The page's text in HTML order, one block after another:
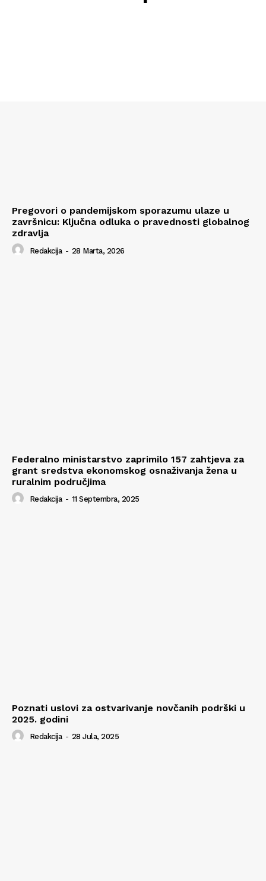
Pregovori o pandemijskom sporazumu ulaze u
završnicu: Ključna odluka o pravednosti globalnog
zdravlja
Redakcija - 28 Marta, 2026
Federalno ministarstvo zaprimilo 157 zahtjeva za
grant sredstva ekonomskog osnaživanja žena u
ruralnim područjima
Redakcija - 11 Septembra, 2025
Poznati uslovi za ostvarivanje novčanih podrški u
2025. godini
Redakcija - 28 Jula, 2025